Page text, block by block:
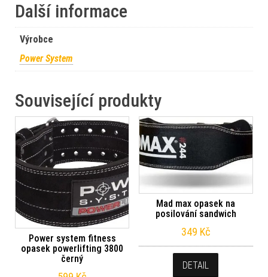
Další informace
Výrobce
Power System
Související produkty
Power system fitness
opasek powerlifting 3800
černý
Mad max opasek na
posilování sandwich
349 Kč
DETAIL